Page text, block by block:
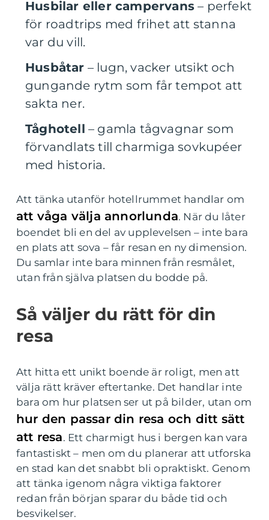
Husbilar eller campervans – perfekt
för roadtrips med frihet att stanna
var du vill.
Husbåtar – lugn, vacker utsikt och
gungande rytm som får tempot att
sakta ner.
Tåghotell – gamla tågvagnar som
förvandlats till charmiga sovkupéer
med historia.
Att tänka utanför hotellrummet handlar om
att våga välja annorlunda. När du låter
boendet bli en del av upplevelsen – inte bara
en plats att sova – får resan en ny dimension.
Du samlar inte bara minnen från resmålet,
utan från själva platsen du bodde på.
Så väljer du rätt för din
resa
Att hitta ett unikt boende är roligt, men att
välja rätt kräver eftertanke. Det handlar inte
bara om hur platsen ser ut på bilder, utan om
hur den passar din resa och ditt sätt
att resa. Ett charmigt hus i bergen kan vara
fantastiskt – men om du planerar att utforska
en stad kan det snabbt bli opraktiskt. Genom
att tänka igenom några viktiga faktorer
redan från början sparar du både tid och
besvikelser.